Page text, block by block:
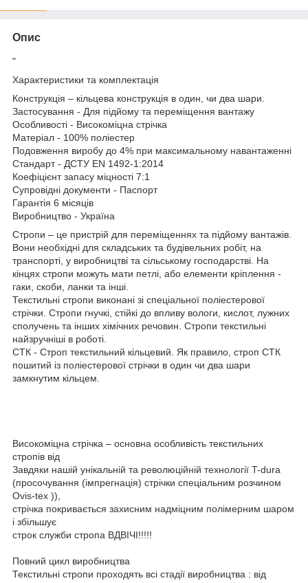
Опис
"
Характеристики та комплектація
Конструкція – кільцева конструкція в один, чи два шари.
Застосування - Для підйому та переміщення вантажу
Особливості - Високоміцна стрічка
Матеріал - 100% поліестер
Подовження виробу до 4% при максимальному навантаженні
Стандарт - ДСТУ EN 1492-1:2014
Коефіцієнт запасу міцності 7:1
Супровідні документи - Паспорт
Гарантія 6 місяців
Виробництво - Україна
Стропи – це пристрій для переміщеннях та підйому вантажів.
Вони необхідні для складських та будівельних робіт, на
транспорті, у виробництві та сільському господарстві. На
кінцях стропи можуть мати петлі, або елементи кріплення -
гаки, скоби, ланки та інші.
Текстильні стропи виконані зі спеціальної поліестерової
стрічки. Стропи гнучкі, стійкі до впливу вологи, кислот, лужних
сполучень та інших хімічних речовин. Стропи текстильні
найзручніші в роботі.
СТК - Строп текстильний кільцевий. Як правило, строп СТК
пошитий із поліестерової стрічки в один чи два шари
замкнутим кільцем.
Високоміцна стрічка – основна особливість текстильних
стропів від
Завдяки нашій унікальній та революційній технології T-dura
(просочування (імпрегнація) стрічки спеціальним розчином
Ovis-tex )),
стрічка покривається захисним надміцним полімерним шаром
і збільшує
строк служби стропа ВДВІЧІ!!!!!
Повний цикл виробництва
Текстильні стропи проходять всі стадії виробництва : від